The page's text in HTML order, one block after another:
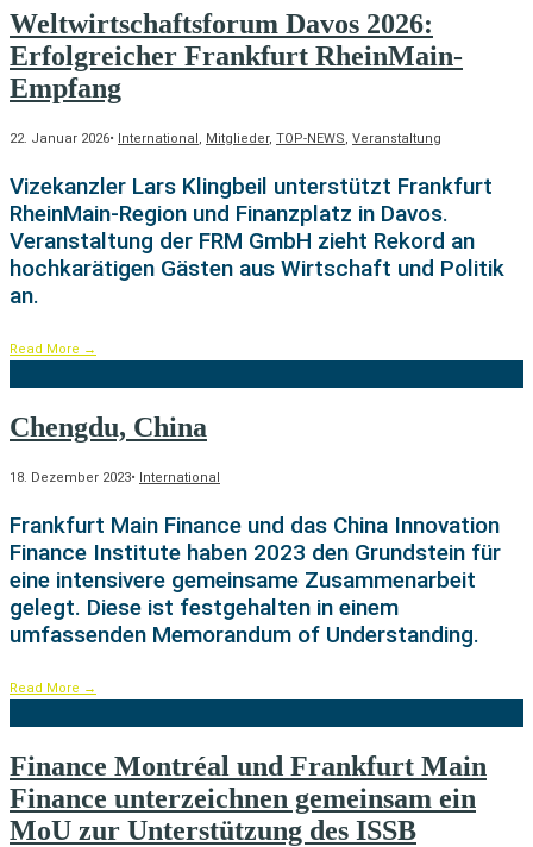
Weltwirtschaftsforum Davos 2026:
Erfolgreicher Frankfurt RheinMain-
Empfang
22. Januar 2026• International, Mitglieder, TOP-NEWS, Veranstaltung
Vizekanzler Lars Klingbeil unterstützt Frankfurt
RheinMain-Region und Finanzplatz in Davos.
Veranstaltung der FRM GmbH zieht Rekord an
hochkarätigen Gästen aus Wirtschaft und Politik
an.
Read More →
Chengdu, China
18. Dezember 2023• International
Frankfurt Main Finance und das China Innovation
Finance Institute haben 2023 den Grundstein für
eine intensivere gemeinsame Zusammenarbeit
gelegt. Diese ist festgehalten in einem
umfassenden Memorandum of Understanding.
Read More →
Finance Montréal und Frankfurt Main
Finance unterzeichnen gemeinsam ein
MoU zur Unterstützung des ISSB